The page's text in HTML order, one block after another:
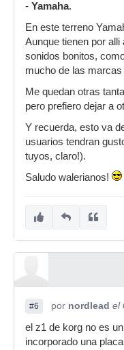
- Yamaha.
En este terreno
Aunque tienen por
sonidos bonitos,
mucho de las
Me quedan otras
pero prefiero dejar a
Y recuerda, esto va
usuarios tendran
tuyos, claro!).
Saludo walerianos!
#6 por nordlead el
el z1 de korg no es
incorporado una